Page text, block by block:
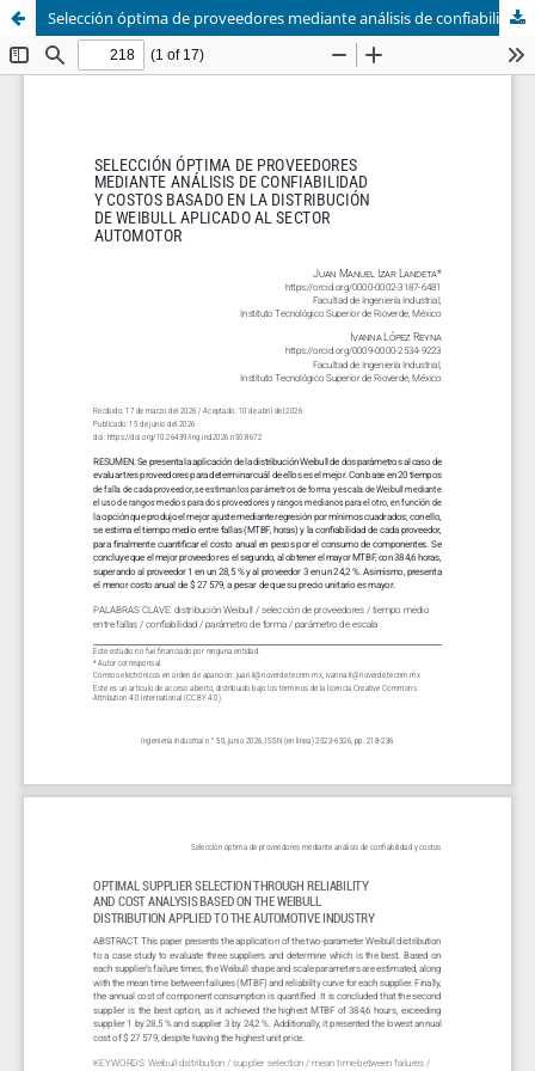
Selección óptima de proveedores mediante análisis de confiabilidad y costos basado en la distribución de Weibull aplicado al sector automotor